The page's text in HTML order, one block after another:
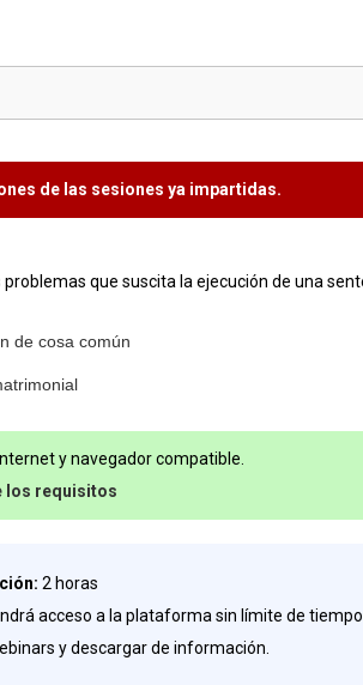
de las sesiones ya impartidas.
que suscita la ejecución de una
de cosa común
y navegador compatible.
los requisitos
2 horas
acceso a la plataforma sin límite de
y descargar de información.